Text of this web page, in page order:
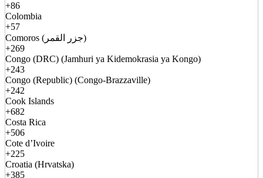
+86
Colombia
+57
Comoros (جزر القمر)
+269
Congo (DRC) (Jamhuri ya Kidemokrasia ya Kongo)
+243
Congo (Republic) (Congo-Brazzaville)
+242
Cook Islands
+682
Costa Rica
+506
Cote d’Ivoire
+225
Croatia (Hrvatska)
+385